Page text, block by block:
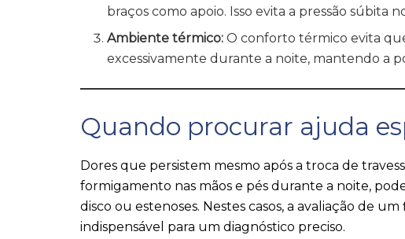
braços como apoio. Isso evita a pressão súbita
Ambiente térmico: O conforto térmico evita
excessivamente durante a noite, mantendo a
Quando procurar ajuda
Dores que persistem mesmo após a troca de
formigamento nas mãos e pés durante a noite,
disco ou estenoses. Nestes casos, a avaliação de
indispensável para um diagnóstico preciso.